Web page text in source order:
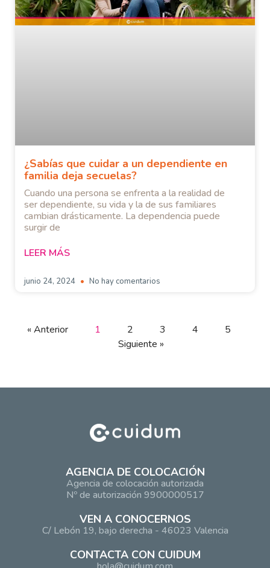
¿Sabías que cuidar a un dependiente en
familia deja secuelas?
Cuando una persona se enfrenta a la realidad de
ser dependiente, su vida y la de sus familiares
cambian drásticamente. La dependencia puede
surgir de
LEER MÁS
junio 24, 2024 No hay comentarios
« Anterior 1 2 3 4
5
Siguiente »
AGENCIA DE COLOCACIÓN
Agencia de colocación autorizada
Nº de autorización 9900000517
VEN A CONOCERNOS
C/ Lebón 19, bajo derecha - 46023 Valencia
CONTACTA CON CUIDUM